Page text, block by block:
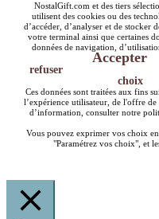
NostalGift.com et des tiers
utilisent des cookies ou des
d’accéder, d’analyser et de stocker
votre terminal ainsi que certaines
données de navigation,
Accepter
refuser
choix
Ces données sont traitées aux fins
l’expérience utilisateur, de l'offre
d’information, consulter notre
Vous pouvez exprimer vos choix
"Paramétrez vos choix", et